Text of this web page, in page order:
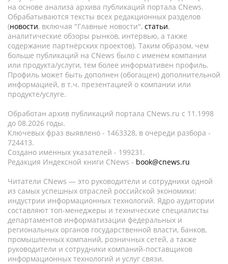
на основе анализа архива публикаций портала CNews.
Обрабатываются тексты всех редакционных разделов
(новости, включая "Главные новости", статьи,
аналитические обзоры рынков, интервью, а также
содержание партнёрских проектов). Таким образом, чем
больше публикаций на CNews было с именем компании
или продукта/услуги, тем более информативен профиль.
Профиль может быть дополнен (обогащен) дополнительной
информацией, в т.ч. презентацией о компании или
продукте/услуге.
Обработан архив публикаций портала CNews.ru c 11.1998
до 08.2026 годы.
Ключевых фраз выявлено - 1463328, в очереди разбора -
724413.
Создано именных указателей - 199231.
Редакция Индексной книги CNews - book@cnews.ru
Читатели CNews — это руководители и сотрудники одной
из самых успешных отраслей российской экономики:
индустрии информационных технологий. Ядро аудитории
составляют топ-менеджеры и технические специалисты
департаментов информатизации федеральных и
региональных органов государственной власти, банков,
промышленных компаний, розничных сетей, а также
руководители и сотрудники компаний-поставщиков
информационных технологий и услуг связи.